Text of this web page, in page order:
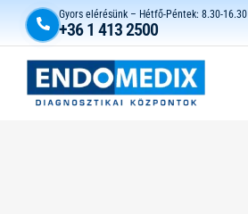
Gyors elérésünk – Hétfő-Péntek: 8.30-16.30
+36 1 413 2500